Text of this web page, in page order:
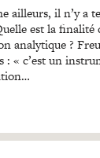
ailleurs, il n’y a
est la finalité
analytique ?
: « c’est un